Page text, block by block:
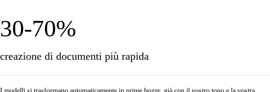
30-70%
creazione di documenti più rapida